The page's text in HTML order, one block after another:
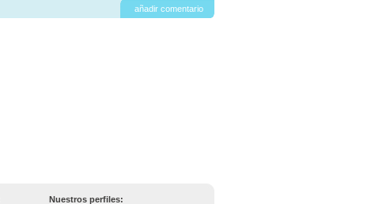
añadir comentario
Nuestros perfiles: